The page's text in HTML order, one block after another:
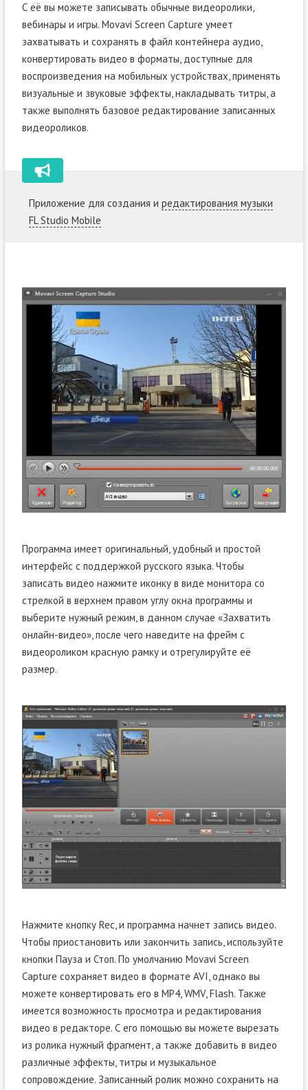
С её вы можете записывать обычные видеоролики,
вебинары и игры. Movavi Screen Capture умеет
захватывать и сохранять в файл контейнера аудио,
конвертировать видео в форматы, доступные для
воспроизведения на мобильных устройствах, применять
визуальные и звуковые эффекты, накладывать титры, а
также выполнять базовое редактирование записанных
видеороликов.
Приложение для создания и редактирования музыки
FL Studio Mobile
Программа имеет оригинальный, удобный и простой
интерфейс с поддержкой русского языка. Чтобы
записать видео нажмите иконку в виде монитора со
стрелкой в верхнем правом углу окна программы и
выберите нужный режим, в данном случае «Захватить
онлайн-видео», после чего наведите на фрейм с
видеороликом красную рамку и отрегулируйте её
размер.
Нажмите кнопку Rec, и программа начнет запись видео.
Чтобы приостановить или закончить запись, используйте
кнопки Пауза и Стоп. По умолчанию Movavi Screen
Capture сохраняет видео в формате AVI, однако вы
можете конвертировать его в MP4, WMV, Flash. Также
имеется возможность просмотра и редактирования
видео в редакторе. С его помощью вы можете вырезать
из ролика нужный фрагмент, а также добавить в видео
различные эффекты, титры и музыкальное
сопровождение. Записанный ролик можно сохранить на